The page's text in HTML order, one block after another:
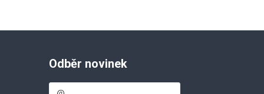
Odběr novinek